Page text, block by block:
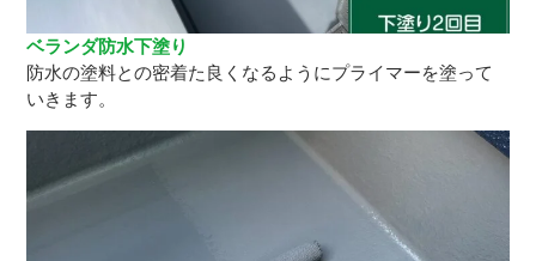
ベランダ防水下塗り
防水の塗料との密着た良くなるようにプライマーを塗って
いきます。